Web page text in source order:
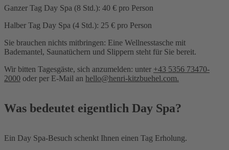
Ganzer Tag Day Spa (8 Std.): 40 € pro Person
Halber Tag Day Spa (4 Std.): 25 € pro Person
Sie brauchen nichts mitbringen: Eine Wellnesstasche mit
Bademantel, Saunatüchern und Slippern steht für Sie bereit.
Wir bitten Tagesgäste, sich anzumelden: unter +43 5356 73470-
2000 oder per E-Mail an hello@henri-kitzbuehel.com.
Was bedeutet eigentlich Day Spa?
Ein Day Spa-Besuch schenkt Ihnen einen Tag Erholung.